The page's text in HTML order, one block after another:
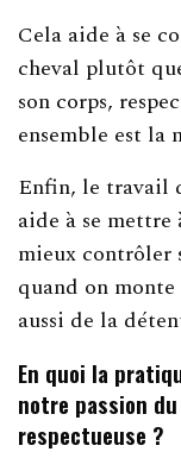
Cela aide à se
cheval plutôt
son corps,
ensemble est la
Enfin, le travail
aide à se mettre
mieux contrôler
quand on
aussi de la
En quoi la
notre passion
respectueuse ?